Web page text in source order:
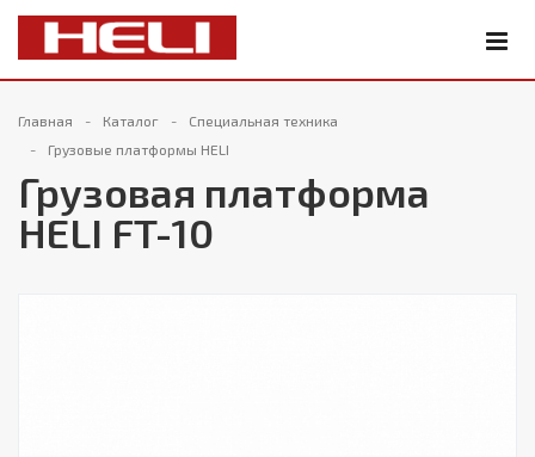
Главная Каталог
Специальная техника
Грузовые платформы HELI
Грузовая платформа
HELI FT-10